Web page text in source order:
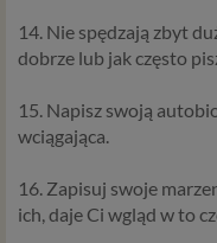
14. Nie spędzają zbyt
dobrze lub jak często
15. Napisz swoją
wciągająca.
16. Zapisuj swoje
ich, daje Ci wgląd w to
zagadnień
osobowych, jakie może
przeczytanie, nie
Dane osobowe to,